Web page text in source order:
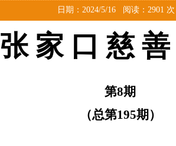
日期：2024/5/16 阅读：2901
张 家 口 慈
第8期
（总第195期）